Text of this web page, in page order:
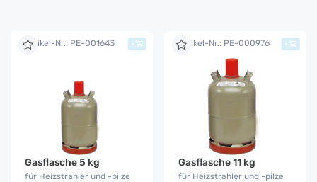
Artikel-Nr.: PE-001643
Gasflasche 5 kg
für Heizstrahler und -pilze
+ Artikel-Nr.: PE-000976
Gasflasche 11 kg
für Heizstrahler und -pilze
+